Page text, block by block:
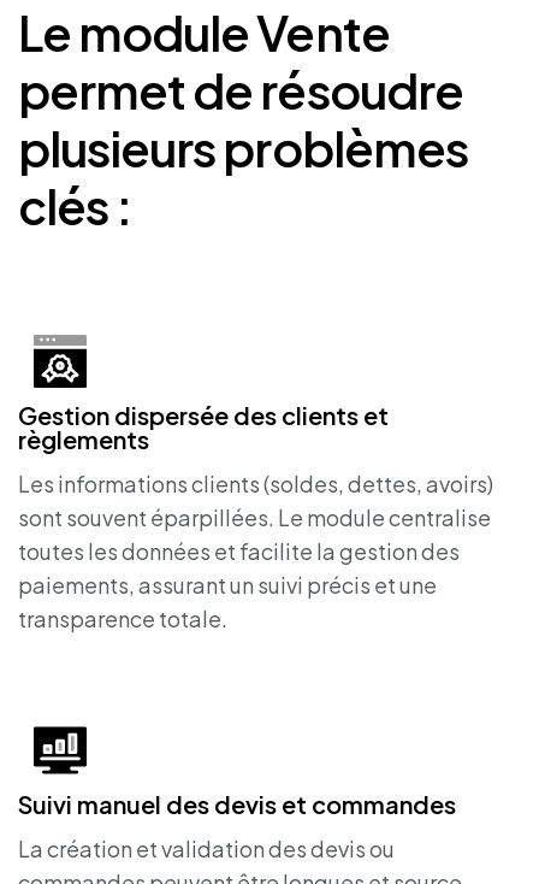
LemoduleVente
permetderésoudre
plusieursproblèmes
clés :
Gestion dispersée des clients et
règlements
Les informations clients (soldes, dettes, avoirs)
sont souvent éparpillées. Le module centralise
toutes les données et facilite la gestion des
paiements, assurant un suivi précis et une
transparence totale.
Suivi manuel des devis et commandes
La création et validation des devis ou